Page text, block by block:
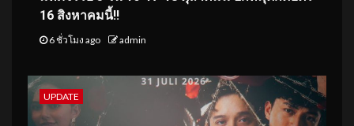
16 สิงหาคมนี้!!
6 ชั่วโมง ago admin
UPDATE